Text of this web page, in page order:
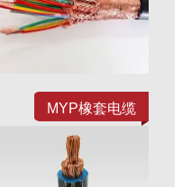
MYP橡套电缆